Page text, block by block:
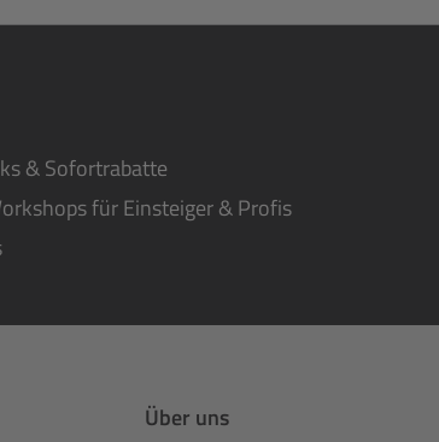
& Sofortrabatte
für Einsteiger & Profis
Über uns